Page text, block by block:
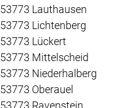
53773 Lauthausen
53773 Lichtenberg
53773 Lückert
53773 Mittelscheid
53773 Niederhalberg
53773 Oberauel
53773 Ravenstein